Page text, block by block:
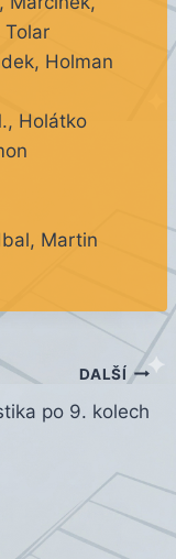
Tolar
Holman
Holátko
Martin
DALŠÍ
po 9. kolech